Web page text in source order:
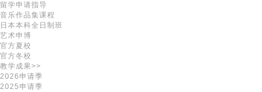
留学申请指导
音乐作品集课程
日本本科全日制班
艺术申博
官方夏校
官方冬校
教学成果>>
2026申请季
2025申请季